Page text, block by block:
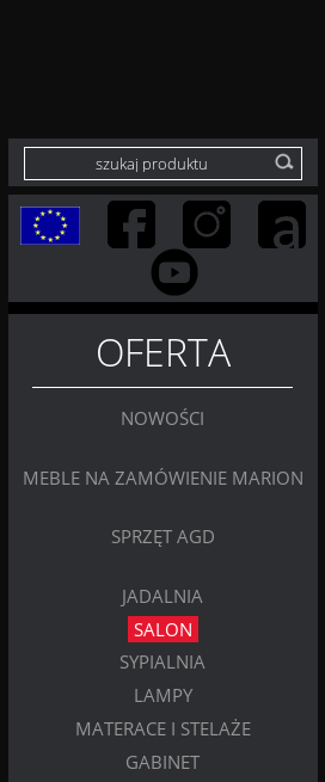
OFERTA
NOWOŚCI
MEBLE NA ZAMÓWIENIE MARION
SPRZĘT AGD
JADALNIA
SALON
SYPIALNIA
LAMPY
MATERACE I STELAŻE
GABINET